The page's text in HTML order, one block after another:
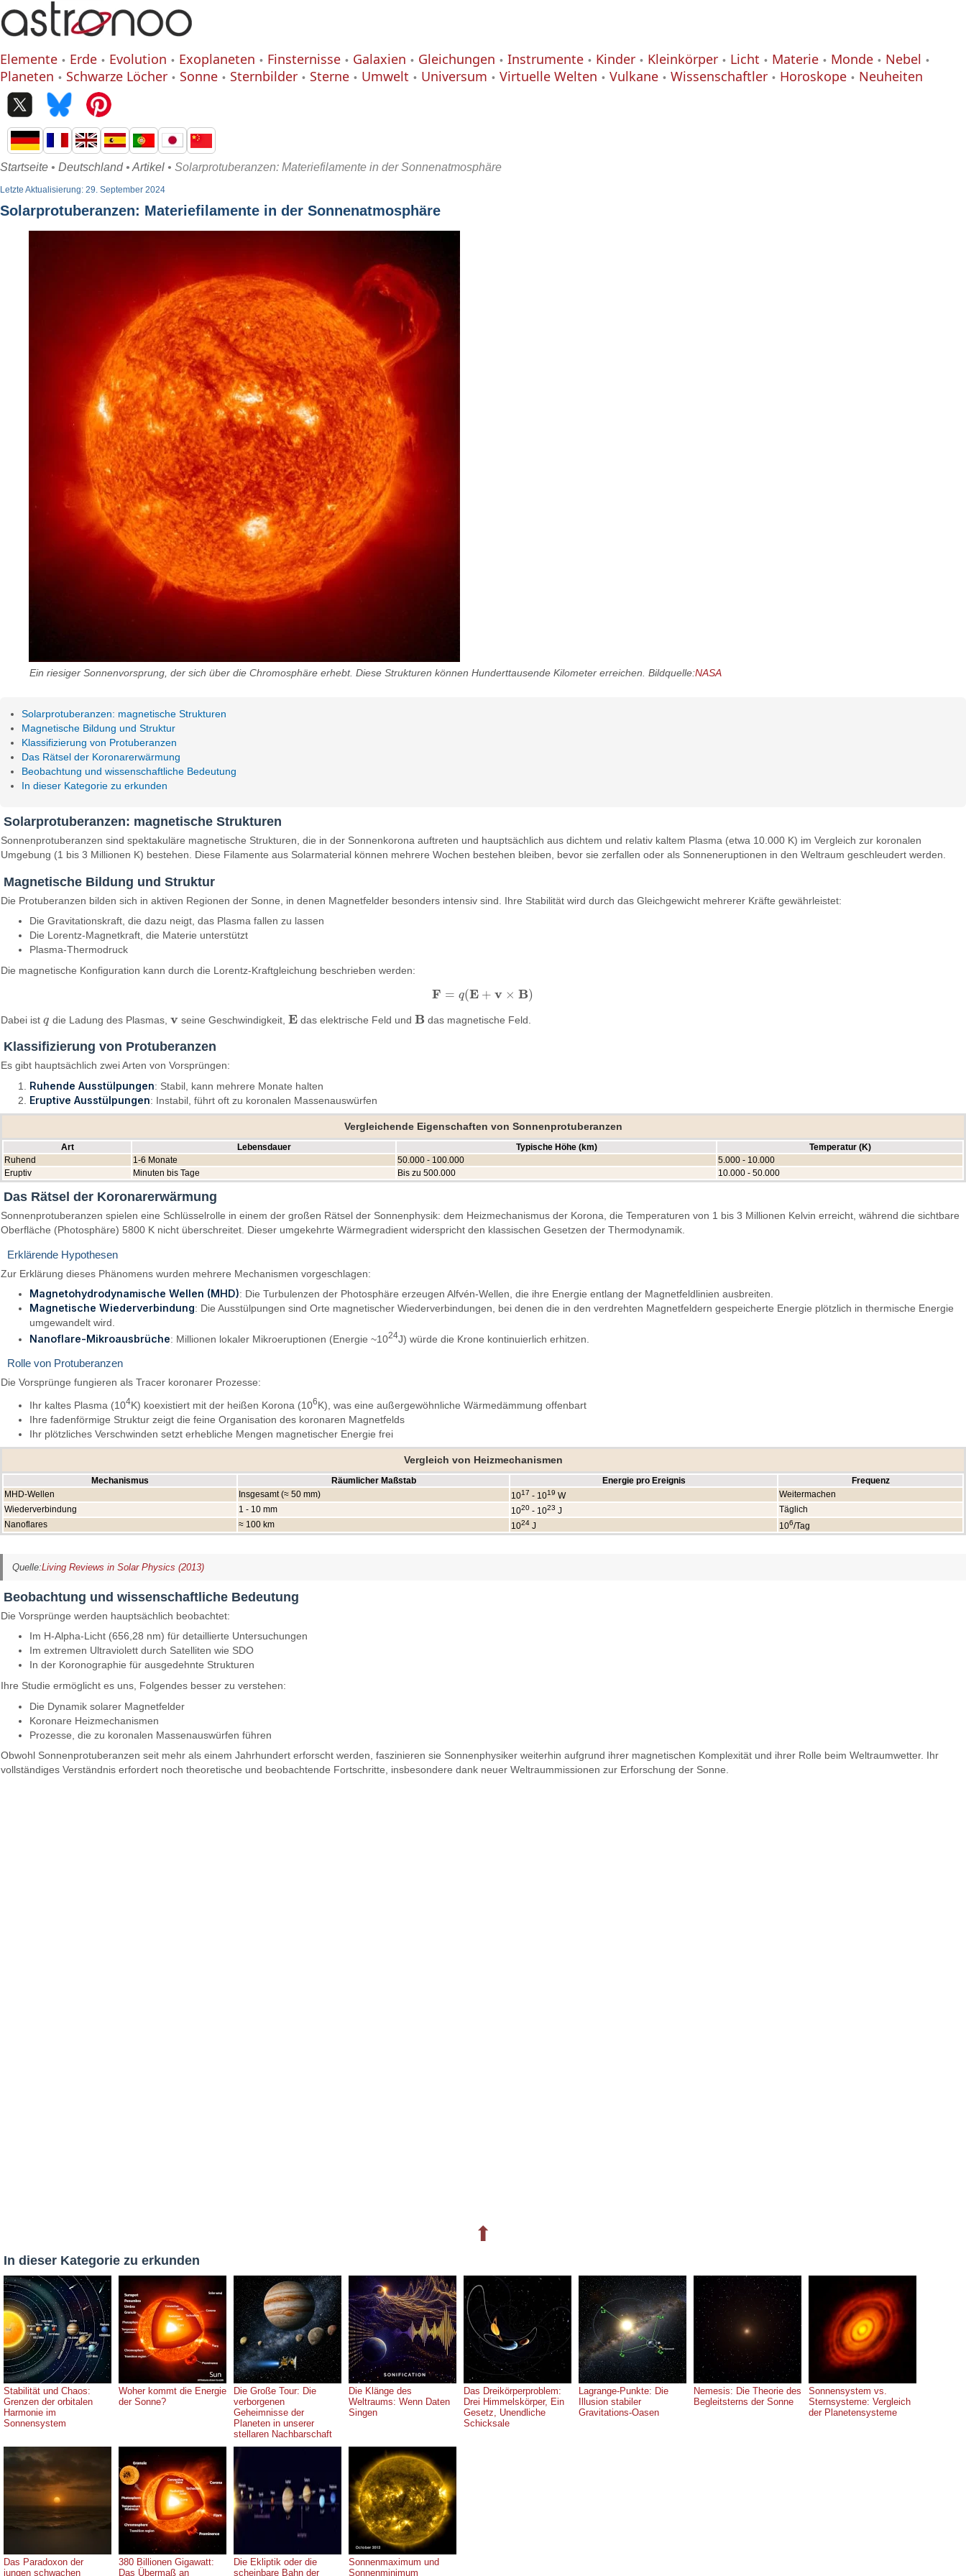
Elemente Erde Evolution Exoplaneten Finsternisse Galaxien Gleichungen Instrumente Kinder Kleinkörper Licht Materie Monde
Nebel
Planeten
Schwarze Löcher Sonne Sternbilder Sterne Umwelt Universum Virtuelle Welten Vulkane Wissenschaftler Horoskope Neuheiten
Startseite • Deutschland• Artikel • Solarprotuberanzen: Materiefilamente in der Sonnenatmosphäre
Letzte Aktualisierung: 29. September 2024
Solarprotuberanzen: Materiefilamente in der Sonnenatmosphäre
Ein riesiger Sonnenvorsprung, der sich über die Chromosphäre erhebt. Diese Strukturen können Hunderttausende Kilometer erreichen. Bildquelle:NASA
Solarprotuberanzen: magnetische Strukturen
Magnetische Bildung und Struktur
Klassifizierung von Protuberanzen
Das Rätsel der Koronarerwärmung
Beobachtung und wissenschaftliche Bedeutung
In dieser Kategorie zu erkunden
Solarprotuberanzen: magnetische Strukturen
Sonnenprotuberanzen sind spektakuläre magnetische Strukturen, die in der Sonnenkorona auftreten und hauptsächlich aus dichtem und relativ kaltem Plasma (etwa 10.000 K) im Vergleich zur koronalen
Umgebung (1 bis 3 Millionen K) bestehen. Diese Filamente aus Solarmaterial können mehrere Wochen bestehen bleiben, bevor sie zerfallen oder als Sonneneruptionen in den Weltraum geschleudert werden.
Magnetische Bildung und Struktur
Die Protuberanzen bilden sich in aktiven Regionen der Sonne, in denen Magnetfelder besonders intensiv sind. Ihre Stabilität wird durch das Gleichgewicht mehrerer Kräfte gewährleistet:
Die Gravitationskraft, die dazu neigt, das Plasma fallen zu lassen
Die Lorentz-Magnetkraft, die Materie unterstützt
Plasma-Thermodruck
Die magnetische Konfiguration kann durch die Lorentz-Kraftgleichung beschrieben werden:
F = q(E + v × B)
F=q(E+v ×B )
Dabei istq
q die Ladung des Plasmas, v
v seine Geschwindigkeit, E
E das elektrische Feld und B
B das magnetische Feld.
Klassifizierung von Protuberanzen
Es gibt hauptsächlich zwei Arten von Vorsprüngen:
Ruhende Ausstülpungen: Stabil, kann mehrere Monate halten
Eruptive Ausstülpungen: Instabil, führt oft zu koronalen Massenauswürfen
Vergleichende Eigenschaften von Sonnenprotuberanzen
Art Lebensdauer Typische Höhe (km)
Temperatur (K)
Ruhend
1-6 Monate 50.000 - 100.000
5.000 - 10.000
Eruptiv
Minuten bis Tage Bis zu 500.000 10.000 - 50.000
Das Rätsel der Koronarerwärmung
Sonnenprotuberanzen spielen eine Schlüsselrolle in einem der großen Rätsel der Sonnenphysik: dem Heizmechanismus der Korona, die Temperaturen von 1 bis 3 Millionen Kelvin erreicht, während die sichtbare
Oberfläche (Photosphäre) 5800 K nicht überschreitet. Dieser umgekehrte Wärmegradient widerspricht den klassischen Gesetzen der Thermodynamik.
Erklärende Hypothesen
Zur Erklärung dieses Phänomens wurden mehrere Mechanismen vorgeschlagen:
Magnetohydrodynamische Wellen (MHD): Die Turbulenzen der Photosphäre erzeugen Alfvén-Wellen, die ihre Energie entlang der Magnetfeldlinien ausbreiten.
Magnetische Wiederverbindung: Die Ausstülpungen sind Orte magnetischer Wiederverbindungen, bei denen die in den verdrehten Magnetfeldern gespeicherte Energie plötzlich in thermische Energie
umgewandelt wird.
Nanoflare-Mikroausbrüche: Millionen lokaler Mikroeruptionen (Energie ~1024J) würde die Krone kontinuierlich erhitzen.
Rolle von Protuberanzen
Die Vorsprünge fungieren als Tracer koronarer Prozesse:
Ihr kaltes Plasma (104K) koexistiert mit der heißen Korona (106K), was eine außergewöhnliche Wärmedämmung offenbart
Ihre fadenförmige Struktur zeigt die feine Organisation des koronaren Magnetfelds
Ihr plötzliches Verschwinden setzt erhebliche Mengen magnetischer Energie frei
Vergleich von Heizmechanismen
Mechanismus Räumlicher Maßstab Energie pro Ereignis
Frequenz
MHD-Wellen
Insgesamt (≈ 50 mm) 1017 - 1019 W
Weitermachen
Wiederverbindung
1 - 10 mm 1020 - 1023 J
Täglich
Nanoflares
≈ 100 km 1024 J 106/Tag
Quelle:Living Reviews in Solar Physics (2013)
Beobachtung und wissenschaftliche Bedeutung
Die Vorsprünge werden hauptsächlich beobachtet:
Im H-Alpha-Licht (656,28 nm) für detaillierte Untersuchungen
Im extremen Ultraviolett durch Satelliten wie SDO
In der Koronographie für ausgedehnte Strukturen
Ihre Studie ermöglicht es uns, Folgendes besser zu verstehen:
Die Dynamik solarer Magnetfelder
Koronare Heizmechanismen
Prozesse, die zu koronalen Massenauswürfen führen
Obwohl Sonnenprotuberanzen seit mehr als einem Jahrhundert erforscht werden, faszinieren sie Sonnenphysiker weiterhin aufgrund ihrer magnetischen Komplexität und ihrer Rolle beim Weltraumwetter. Ihr
vollständiges Verständnis erfordert noch theoretische und beobachtende Fortschritte, insbesondere dank neuer Weltraummissionen zur Erforschung der Sonne.
⬆
In dieser Kategorie zu erkunden
Stabilität und Chaos:
Grenzen der orbitalen
Harmonie im
Sonnensystem
Woher kommt die Energie
der Sonne?
Die Große Tour: Die
verborgenen
Geheimnisse der
Planeten in unserer
stellaren Nachbarschaft
Die Klänge des
Weltraums: Wenn Daten
Singen
Das Dreikörperproblem:
Drei Himmelskörper, Ein
Gesetz, Unendliche
Schicksale
Lagrange-Punkte: Die
Illusion stabiler
Gravitations-Oasen
Nemesis: Die Theorie des
Begleitsterns der Sonne
Sonnensystem vs.
Sternsysteme: Vergleich
der Planetensysteme
Das Paradoxon der
jungen schwachen
380 Billionen Gigawatt:
Das Übermaß an
Die Ekliptik oder die
scheinbare Bahn der
Sonnenmaximum und
Sonnenminimum